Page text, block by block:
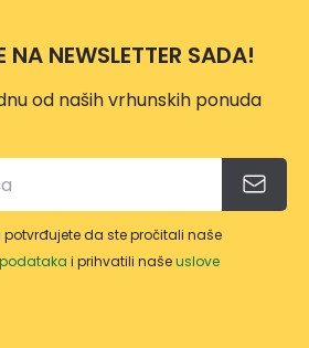
85M
NA NEWSLETTER SADA!
od naših vrhunskih ponuda
da ste pročitali naše
i prihvatili našeuslove